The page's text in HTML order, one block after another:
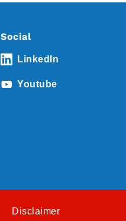
Social
LinkedIn
Youtube
Disclaimer